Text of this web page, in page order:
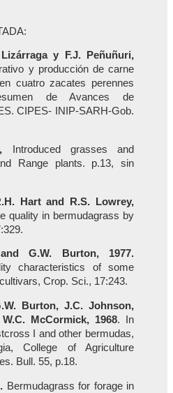
y F.J. Peñuñuri,
y producción de carne
cuatro zacates perennes
de Avances de
CIPES- INIP-SARH-Gob.
Introduced grasses and
Range plants. p.13, sin
Hart and R.S. Lowrey,
quality in bermudagrass by
G.W. Burton, 1977.
characteristics of some
Crop. Sci., 17:243.
Burton, J.C. Johnson,
McCormick, 1968. In
I and other bermudas,
College of Agriculture
Bull. 55, p.18.
Bermudagrass for forage in